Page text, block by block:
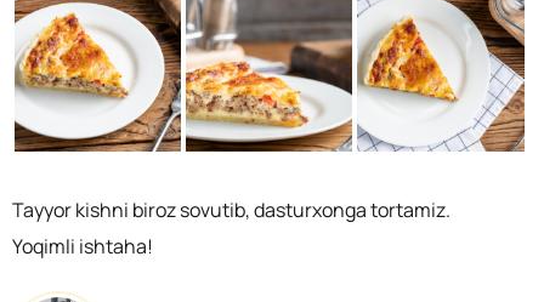
Tayyor kishni biroz sovutib, dasturxonga tortamiz.
Yoqimli ishtaha!